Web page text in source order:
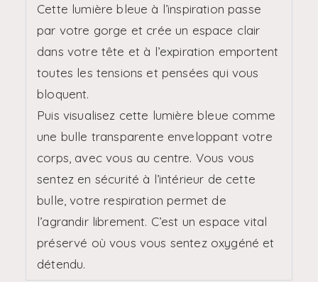
Cette lumière bleue à l’inspiration passe
par votre gorge et crée un espace clair
dans votre tête et à l’expiration emportent
toutes les tensions et pensées qui vous
bloquent.
Puis visualisez cette lumière bleue comme
une bulle transparente enveloppant votre
corps, avec vous au centre. Vous vous
sentez en sécurité à l’intérieur de cette
bulle, votre respiration permet de
l’agrandir librement. C’est un espace vital
préservé où vous vous sentez oxygéné et
détendu.